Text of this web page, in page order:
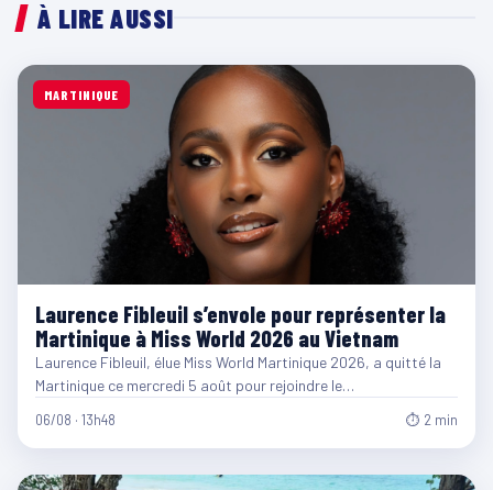
À LIRE AUSSI
MARTINIQUE
Laurence Fibleuil s’envole pour représenter la
Martinique à Miss World 2026 au Vietnam
Laurence Fibleuil, élue Miss World Martinique 2026, a quitté la
Martinique ce mercredi 5 août pour rejoindre le…
06/08 · 13h48 ⏱ 2 min